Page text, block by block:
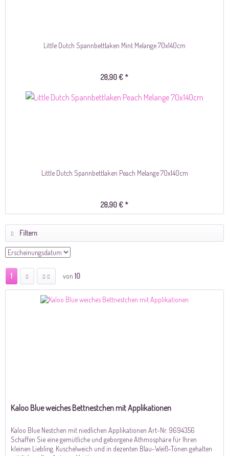
Little Dutch Spannbettlaken Mint Melange 70x140cm
28,90 € *
Little Dutch Spannbettlaken Peach Melange 70x140cm
28,90 € *
Filtern
1 von 10
Kaloo Blue weiches Bettnestchen mit Applikationen
Kaloo Blue Nestchen mit niedlichen Applikationen Art-Nr. 9694356
Schaffen Sie eine gemütliche und geborgene Athmosphäre für Ihren
kleinen Liebling. Kuschelweich und in dezenten Blau-Weiß-Tönen gehalten